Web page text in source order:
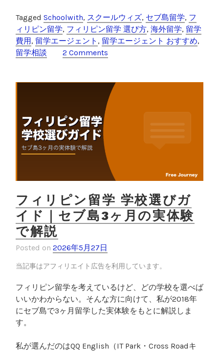
ン
留
学
エ
の
選
び
S
h
o
W
i
h
を
使
実
c
e
b
o
o
tt
er
e
c
k
et
Tagged Schoolwith, スクールウィズ, セブ島留学, フ
ィリピン留学, フィリピン留学 選び方, 海外留学, 留学
費用, 留学エージェント , 留学エージェント おすすめ,
留学相談
2 Comments
フィリピン留学 学校選びガ
イド｜セブ島3ヶ月の実体験
で解説
Posted on 2026年5月27日
当記事はアフィリエイト広告を利用しています。
フィリピン留学を考えているけど、どの学校を選べば
いいかわからない。そんな方に向けて、私が2018年
にセブ島で3ヶ月留学した実体験をもとに解説しま
す。
私が選んだのはQQ English（IT Park・Cross Roadキ